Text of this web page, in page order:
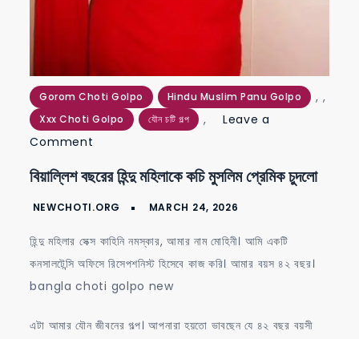
Gorom Choti Golpo ,
Hindu Muslim Panu Golpo ,
Xxx Choti Golpo ,
যৌন চটি গল্প
Leave a
Comment
বছরের
হিন্দু
প্রেমিক
চুদলো
বিয়াল্লিশ বছরের হিন্দু মহিলাকে কচি মুসলিম প্রেমিক চুদলো
হিন্দু মহিলার সেক্স কাহিনি নমস্কার, আমার নাম মোহিনী। আমি একটি
কনসালটেন্সি অফিসে রিসেপশনিস্ট হিসেবে কাজ করি। আমার বয়স ৪২ বছর।
bangla choti golpo new
এটা আমার যৌন জীবনের গল্প। আপনারা হয়তো ভাবছেন যে ৪২ বছর বয়সী